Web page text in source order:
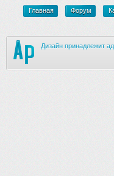
Главная Форум
Дизайн принадлежит